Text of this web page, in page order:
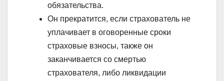
обязательства.
Он прекратится, если страхователь не
уплачивает в оговоренные сроки
страховые взносы, также он
заканчивается со смертью
страхователя, либо ликвидации